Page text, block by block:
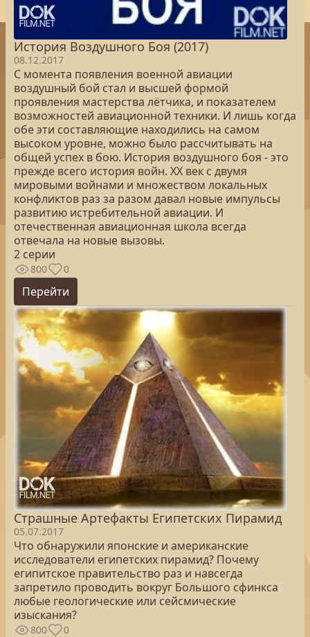
История Воздушного Боя (2017)
08.12.2017
С момента появления военной авиации
воздушный бой стал и высшей формой
проявления мастерства лётчика, и показателем
возможностей авиационной техники. И лишь когда
обе эти составляющие находились на самом
высоком уровне, можно было рассчитывать на
общей успех в бою. История воздушного боя - это
прежде всего история войн. ХХ век с двумя
мировыми войнами и множеством локальных
конфликтов раз за разом давал новые импульсы
развитию истребительной авиации. И
отечественная авиационная школа всегда
отвечала на новые вызовы.
2 серии
800 0
Перейти
Страшные Артефакты Египетских Пирамид
05.07.2017
Что обнаружили японские и американские
исследователи египетских пирамид? Почему
египитское правительство раз и навсегда
запретило проводить вокруг Большого сфинкса
любые геологические или сейсмические
изыскания?
800 0